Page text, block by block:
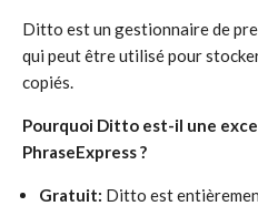
Ditto est un gestionnaire de
qui peut être utilisé pour
copiés.
Pourquoi Ditto est-il une
PhraseExpress ?
Gratuit: Ditto est